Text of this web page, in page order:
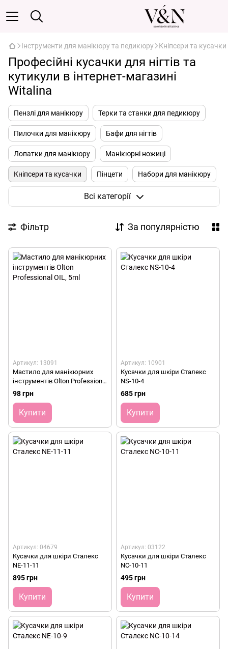
Інструменти для манікюру та педикюру Кніпсери та кусачки
Професійні кусачки для нігтів та
кутикули в інтернет-магазині
Witalina
Пензлі для манікюру Терки та станки для педикюру
Пилочки для манікюру Бафи для нігтів
Лопатки для манікюру Манікюрні ножиці
Кніпсери та кусачки Пінцети Набори для манікюру
Інструменти для подологіїВсі категорії
Фільтр За популярністю
Артикул: 13091
Мастило для манікюрних
інструментів Olton Professional
OIL, 5ml
98 грн
Купити
Артикул: 10901
Кусачки для шкіри Сталекс
NS-10-4
685 грн
Купити
Артикул: 04679
Кусачки для шкіри Сталекс
NE-11-11
895 грн
Купити
Артикул: 03122
Кусачки для шкіри Сталекс
NC-10-11
495 грн
Купити